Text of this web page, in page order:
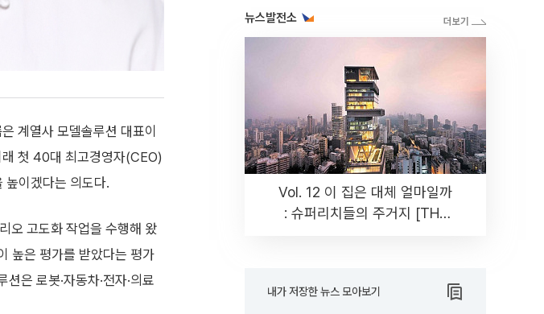
계열사 모델솔루션 대표이
첫 40대 최고경영자(CEO)
높이겠다는 의도다.
오 고도화 작업을 수행해 왔
높은 평가를 받았다는 평가
은 로봇·자동차·전자·의료
뉴스발전소
Vol. 12 이 집은 대체 얼마일까
: 슈퍼리치들의 주거지 [THE
내가 저장한 뉴스 모아보기